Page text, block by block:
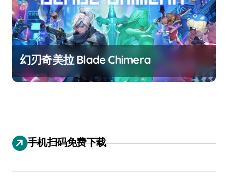
幻刃奇美拉 Blade Chimera
手机扫码免费下载